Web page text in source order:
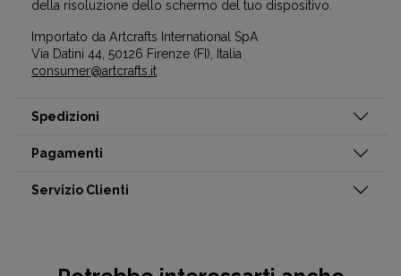
della risoluzione dello schermo del tuo dispositivo.
Importato da Artcrafts International SpA
Via Datini 44, 50126 Firenze (FI), Italia
consumer@artcrafts.it
Spedizioni
Pagamenti
Servizio Clienti